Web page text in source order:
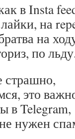
в Insta
на
на
по
страшно,
это
в Telegram,
нужен